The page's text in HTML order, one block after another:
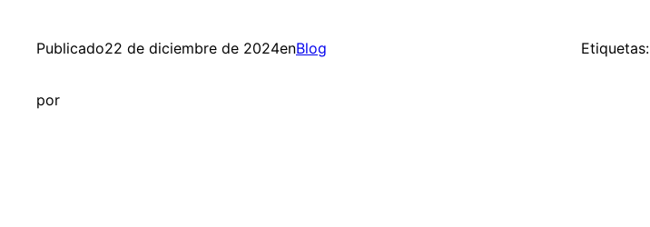
Publicado22 de diciembre de 2024enBlog
por
Etiquetas: